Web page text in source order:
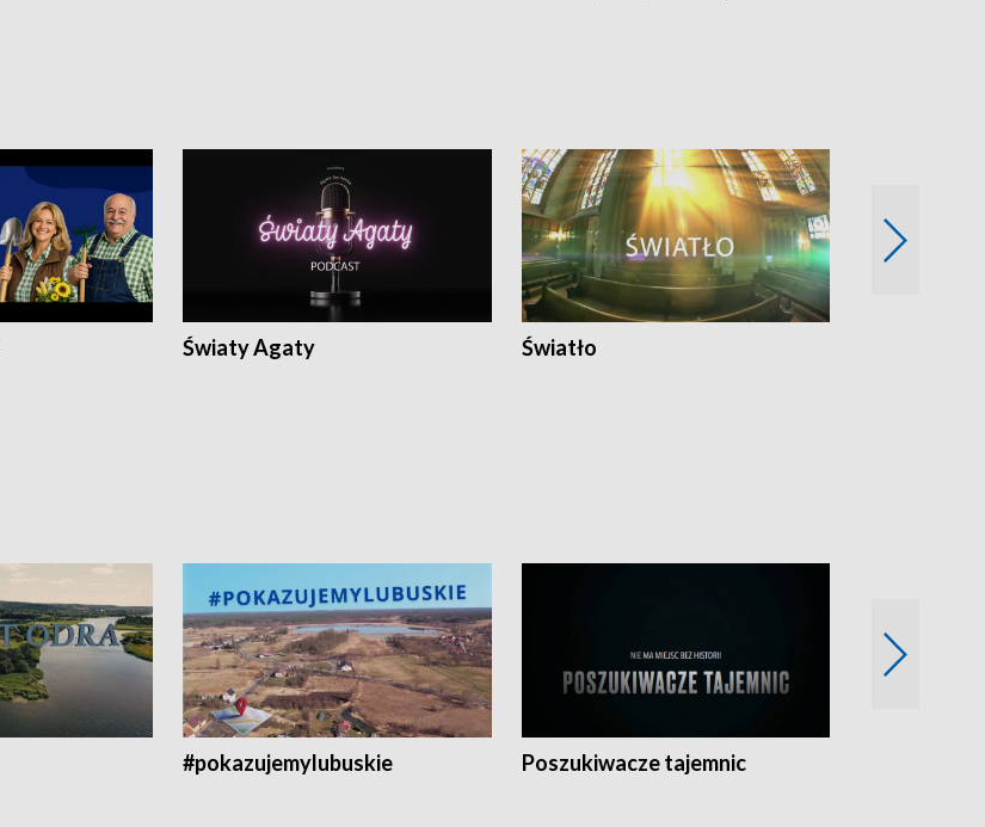
Światy Agaty Światło
#pokazujemylubuskie Poszukiwacze tajemnic